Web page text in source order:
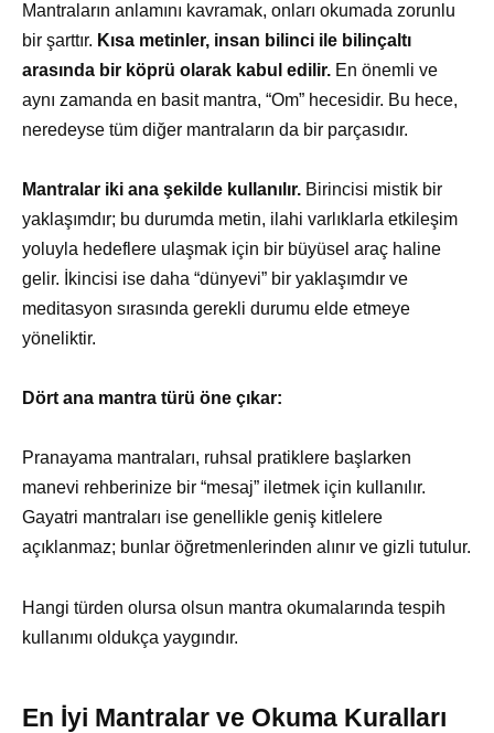
Mantraların anlamını kavramak, onları okumada zorunlu
bir şarttır. Kısa metinler, insan bilinci ile bilinçaltı
arasında bir köprü olarak kabul edilir. En önemli ve
aynı zamanda en basit mantra, “Om” hecesidir. Bu hece,
neredeyse tüm diğer mantraların da bir parçasıdır.
Mantralar iki ana şekilde kullanılır. Birincisi mistik bir
yaklaşımdır; bu durumda metin, ilahi varlıklarla etkileşim
yoluyla hedeflere ulaşmak için bir büyüsel araç haline
gelir. İkincisi ise daha “dünyevi” bir yaklaşımdır ve
meditasyon sırasında gerekli durumu elde etmeye
yöneliktir.
Dört ana mantra türü öne çıkar:
Pranayama mantraları, ruhsal pratiklere başlarken
manevi rehberinize bir “mesaj” iletmek için kullanılır.
Gayatri mantraları ise genellikle geniş kitlelere
açıklanmaz; bunlar öğretmenlerinden alınır ve gizli tutulur.
Hangi türden olursa olsun mantra okumalarında tespih
kullanımı oldukça yaygındır.
En İyi Mantralar ve Okuma Kuralları